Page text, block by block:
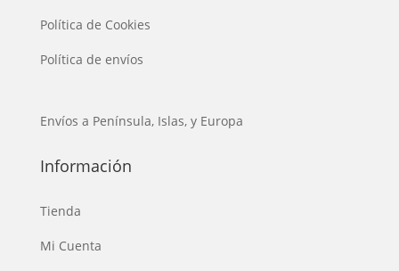
Política de Cookies
Política de envíos
Envíos a Península, Islas, y Europa
Información
Tienda
Mi Cuenta